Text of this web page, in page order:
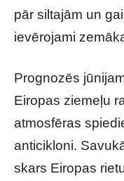
pār siltajām un
ievērojami
Prognozēs
Eiropas ziemeļu
atmosfēras
anticikloni.
skars Eiropas